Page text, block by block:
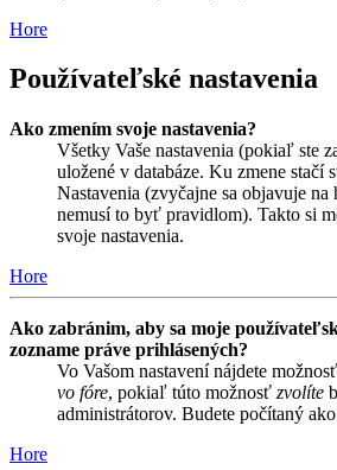
Hore
Používateľské nastavenia
Ako zmením svoje nastavenia?
Všetky Vaše nastavenia (pokiaľ ste
uložené v databáze. Ku zmene stačí
Nastavenia (zvyčajne sa objavuje na
nemusí to byť pravidlom). Takto si
svoje nastavenia.
Hore
Ako zabránim, aby sa moje
zozname práve prihlásených?
Vo Vašom nastavení nájdete možnosť
vo fóre, pokiaľ túto možnosť zvolíte
administrátorov. Budete počítaný
Hore